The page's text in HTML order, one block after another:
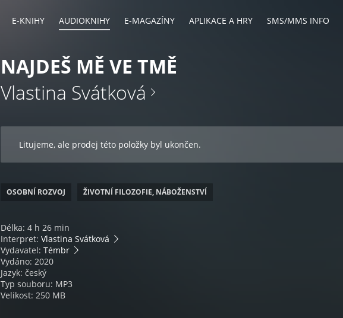
E-KNIHY AUDIOKNIHY E-MAGAZÍNY APLIKACE A HRY SMS/MMS INFO
NAJDEŠ MĚ VE TMĚ
Vlastina Svátková
Litujeme, ale prodej této položky byl ukončen.
OSOBNÍ ROZVOJ ŽIVOTNÍ FILOZOFIE, NÁBOŽENSTVÍ
Délka: 4 h 26 min
Interpret: Vlastina Svátková
Vydavatel: Témbr
Vydáno: 2020
Jazyk: český
Typ souboru: MP3
Velikost: 250 MB